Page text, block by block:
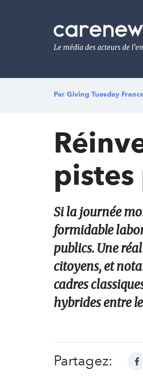
Le
média
de
l'engagement
Par Giving Tuesday
Si la journée
formidable
publics. Une
citoyens, et
cadres
hybrides entre
Partagez: